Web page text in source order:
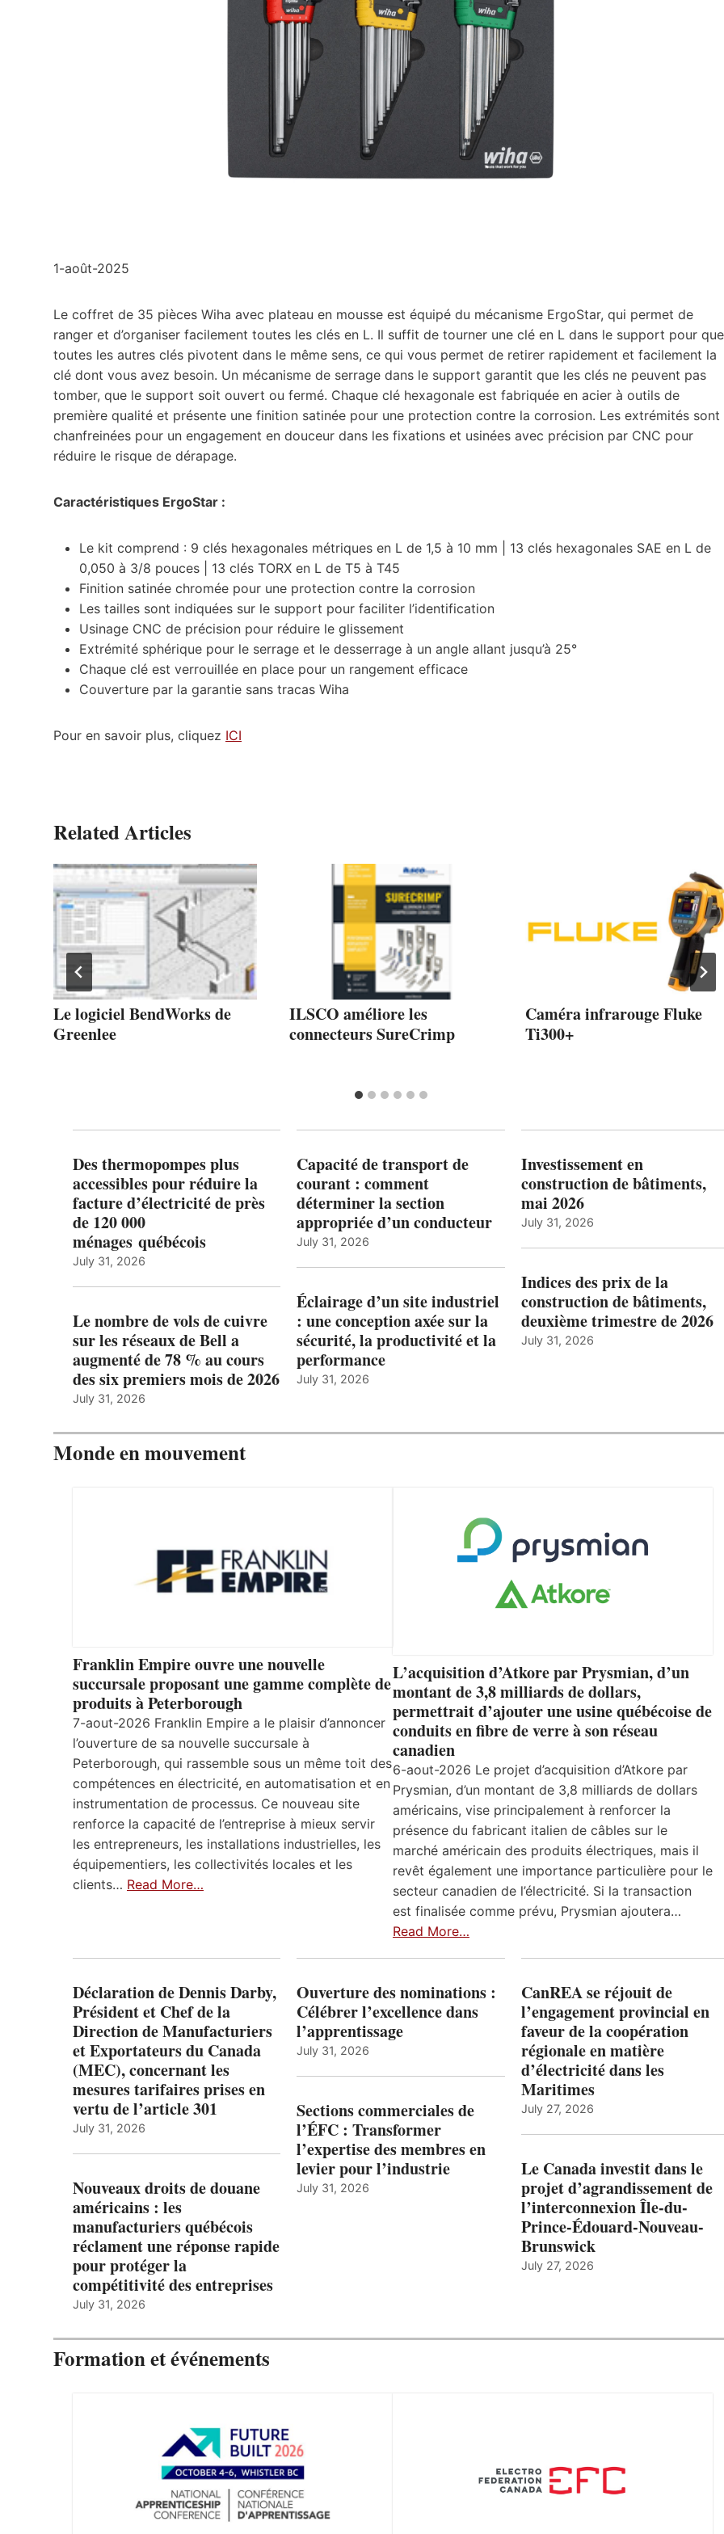
1-août-2025
Le coffret de 35 pièces Wiha avec plateau en mousse est équipé du mécanisme ErgoStar, qui permet de
ranger et d’organiser facilement toutes les clés en L. Il suffit de tourner une clé en L dans le support pour que
toutes les autres clés pivotent dans le même sens, ce qui vous permet de retirer rapidement et facilement la
clé dont vous avez besoin. Un mécanisme de serrage dans le support garantit que les clés ne peuvent pas
tomber, que le support soit ouvert ou fermé. Chaque clé hexagonale est fabriquée en acier à outils de
première qualité et présente une finition satinée pour une protection contre la corrosion. Les extrémités sont
chanfreinées pour un engagement en douceur dans les fixations et usinées avec précision par CNC pour
réduire le risque de dérapage.
Caractéristiques ErgoStar :
Le kit comprend : 9 clés hexagonales métriques en L de 1,5 à 10 mm | 13 clés hexagonales SAE en L de
0,050 à 3/8 pouces | 13 clés TORX en L de T5 à T45
Finition satinée chromée pour une protection contre la corrosion
Les tailles sont indiquées sur le support pour faciliter l’identification
Usinage CNC de précision pour réduire le glissement
Extrémité sphérique pour le serrage et le desserrage à un angle allant jusqu’à 25°
Chaque clé est verrouillée en place pour un rangement efficace
Couverture par la garantie sans tracas Wiha
Pour en savoir plus, cliquez ICI
Related Articles
Le logiciel BendWorks de
Greenlee
ILSCO améliore les
connecteurs SureCrimp
Caméra infrarouge Fluke
Ti300+
Des thermopompes plus
accessibles pour réduire la
facture d’électricité de près
de 120 000
ménages québécois
July 31, 2026
Le nombre de vols de cuivre
sur les réseaux de Bell a
augmenté de 78 % au cours
des six premiers mois de 2026
July 31, 2026
Capacité de transport de
courant : comment
déterminer la section
appropriée d’un conducteur
July 31, 2026
Éclairage d’un site industriel
: une conception axée sur la
sécurité, la productivité et la
performance
July 31, 2026
Investissement en
construction de bâtiments,
mai 2026
July 31, 2026
Indices des prix de la
construction de bâtiments,
deuxième trimestre de 2026
July 31, 2026
Monde en mouvement
Franklin Empire ouvre une nouvelle
succursale proposant une gamme complète de
produits à Peterborough
7-aout-2026 Franklin Empire a le plaisir d’annoncer
l’ouverture de sa nouvelle succursale à
Peterborough, qui rassemble sous un même toit des
compétences en électricité, en automatisation et en
instrumentation de processus. Ce nouveau site
renforce la capacité de l’entreprise à mieux servir
les entrepreneurs, les installations industrielles, les
équipementiers, les collectivités locales et les
clients… Read More…
L’acquisition d’Atkore par Prysmian, d’un
montant de 3,8 milliards de dollars,
permettrait d’ajouter une usine québécoise de
conduits en fibre de verre à son réseau
canadien
6-aout-2026 Le projet d’acquisition d’Atkore par
Prysmian, d’un montant de 3,8 milliards de dollars
américains, vise principalement à renforcer la
présence du fabricant italien de câbles sur le
marché américain des produits électriques, mais il
revêt également une importance particulière pour le
secteur canadien de l’électricité. Si la transaction
est finalisée comme prévu, Prysmian ajoutera…
Read More…
Déclaration de Dennis Darby,
Président et Chef de la
Direction de Manufacturiers
et Exportateurs du Canada
(MEC), concernant les
mesures tarifaires prises en
vertu de l’article 301
July 31, 2026
Nouveaux droits de douane
américains : les
manufacturiers québécois
réclament une réponse rapide
pour protéger la
compétitivité des entreprises
July 31, 2026
Ouverture des nominations :
Célébrer l’excellence dans
l’apprentissage
July 31, 2026
Sections commerciales de
l’ÉFC : Transformer
l’expertise des membres en
levier pour l’industrie
July 31, 2026
CanREA se réjouit de
l’engagement provincial en
faveur de la coopération
régionale en matière
d’électricité dans les
Maritimes
July 27, 2026
Le Canada investit dans le
projet d’agrandissement de
l’interconnexion Île-du-
Prince-Édouard-Nouveau-
Brunswick
July 27, 2026
Formation et événements